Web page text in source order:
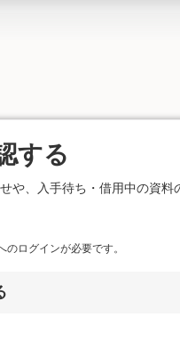
する
や、入手待ち・借用中の資料
ログインが必要です。